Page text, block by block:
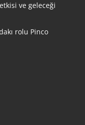
ve geleceği
rolu Pinco